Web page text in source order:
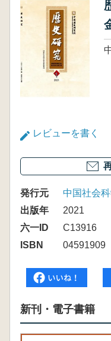
レビューを書く
発行元
中国社会
出版年
2021
六一ID
C13916
ISBN
04591909
新刊・電子書籍